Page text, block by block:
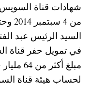
شهادات قناة السويس
السيد الرئيس عبد
في تمويل حفر قناة
مبلغ
لحساب هيئة قناة